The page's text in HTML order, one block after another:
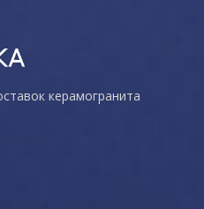
керамогранита